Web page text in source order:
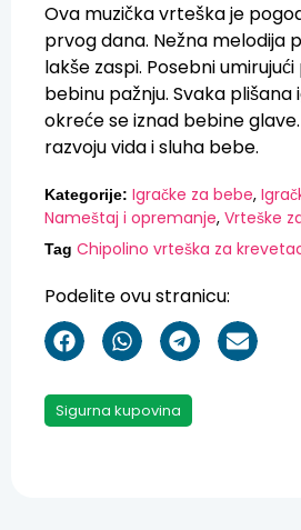
Ova muzička vrteška je
prvog dana. Nežna melodija
lakše zaspi. Posebni
bebinu pažnju. Svaka plišana
okreće se iznad bebine
razvoju vida i sluha bebe.
Kategorije: Igračke za bebe,
Nameštaj i opremanje, Vrteške
Tag Chipolino vrteška za
Podelite ovu stranicu:
Sigurna kupovina